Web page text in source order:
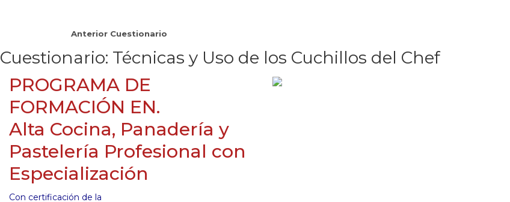
Anterior Cuestionario
Cuestionario: Técnicas y Uso de los Cuchillos del Chef
PROGRAMA DE
FORMACIÓN EN.
Alta Cocina, Panadería y
Pastelería Profesional con
Especialización
Con certificación de la